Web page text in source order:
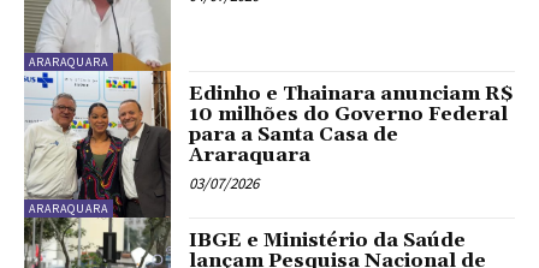
ARARAQUARA
ARARAQUARA
Edinho e Thainara anunciam R$
10 milhões do Governo Federal
para a Santa Casa de
Araraquara
03/07/2026
IBGE e Ministério da Saúde
lançam Pesquisa Nacional de